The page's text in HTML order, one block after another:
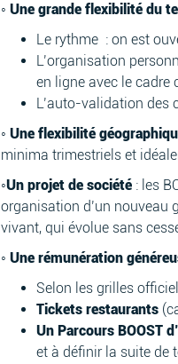
◦ Une grande flexibilité du
Le rythme : on est
L’organisation
en ligne avec le cadre
L’auto-validation des
◦ Une flexibilité
minima trimestriels et
◦Un projet de société : les
organisation d’un nouveau
vivant, qui évolue sans
◦ Une rémunération
Selon les grilles
Tickets restaurants
Un Parcours BOOST
et à définir la suite de